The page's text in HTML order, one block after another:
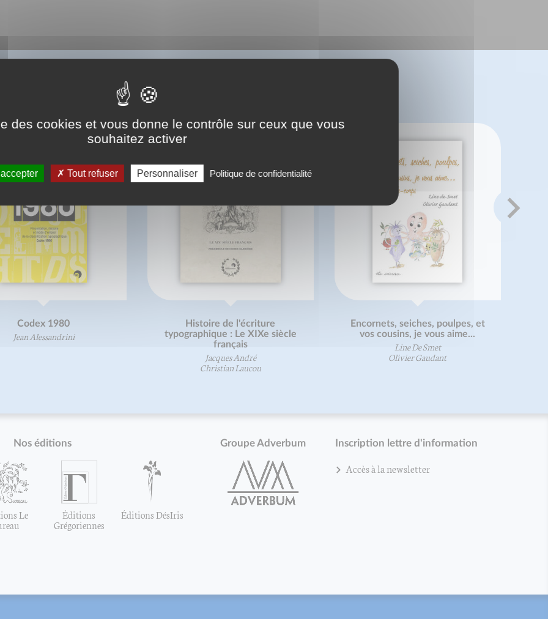
VOUS AUSSI ?
Codex 1980
Jean Alessandrini
Histoire de l'écriture
typographique : Le XIXe siècle
français
Jacques André
Christian Laucou
Encornets, seiches, poulpes, et
vos cousins, je vous aime...
Line De Smet
Olivier Gaudant
Nos éditions
Le Éditions
Grégoriennes
Éditions DésIris
Groupe Adverbum Inscription lettre d'information
Accès à la newsletter
des cookies et vous donne le contrôle sur ceux que vous
souhaitez activer
Tout refuser Personnaliser Politique de confidentialité